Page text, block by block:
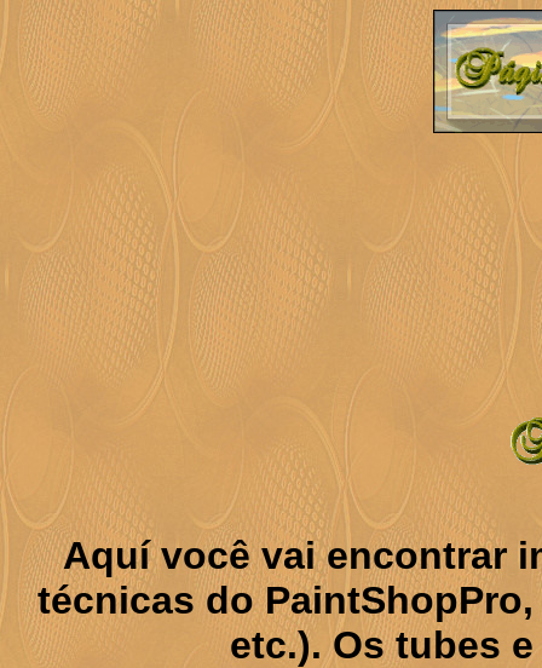
Aquí você vai encontrar
técnicas do
etc.). Os tubes